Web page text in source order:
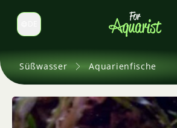
Sprache wechseln
Süßwasser Aquarienfische